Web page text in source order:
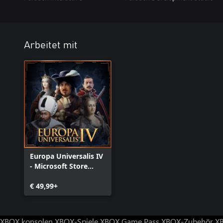
Arbeitet mit
Europa Universalis IV
- Microsoft Store
€ 49,99+